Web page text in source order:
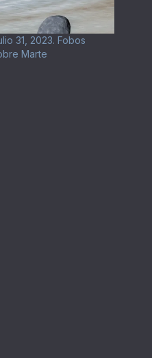
31, 2023. Fobos
Marte